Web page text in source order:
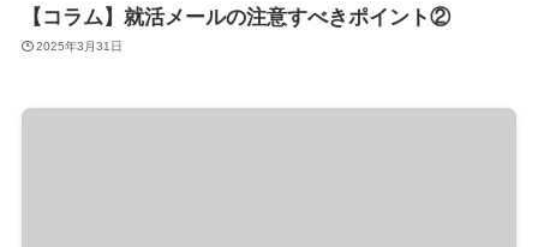
【コラム】就活メールの注意すべきポイント②
2025年3月31日